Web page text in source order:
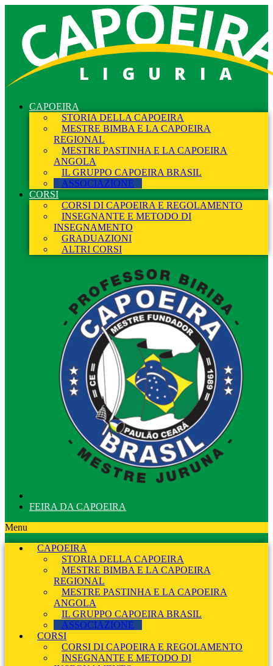
LIGURIA
CAPOEIRA
STORIA DELLA CAPOEIRA
MESTRE BIMBA E LA CAPOEIRA
REGIONAL
MESTRE PASTINHA E LA CAPOEIRA
ANGOLA
IL GRUPPO CAPOEIRA BRASIL
ASSOCIAZIONE
CORSI
CORSI DI CAPOEIRA E REGOLAMENTO
INSEGNANTE E METODO DI
INSEGNAMENTO
GRADUAZIONI
ALTRI CORSI
FEIRA DA CAPOEIRA
Menu
CAPOEIRA
STORIA DELLA CAPOEIRA
MESTRE BIMBA E LA CAPOEIRA
REGIONAL
MESTRE PASTINHA E LA CAPOEIRA
ANGOLA
IL GRUPPO CAPOEIRA BRASIL
ASSOCIAZIONE
CORSI
CORSI DI CAPOEIRA E REGOLAMENTO
INSEGNANTE E METODO DI